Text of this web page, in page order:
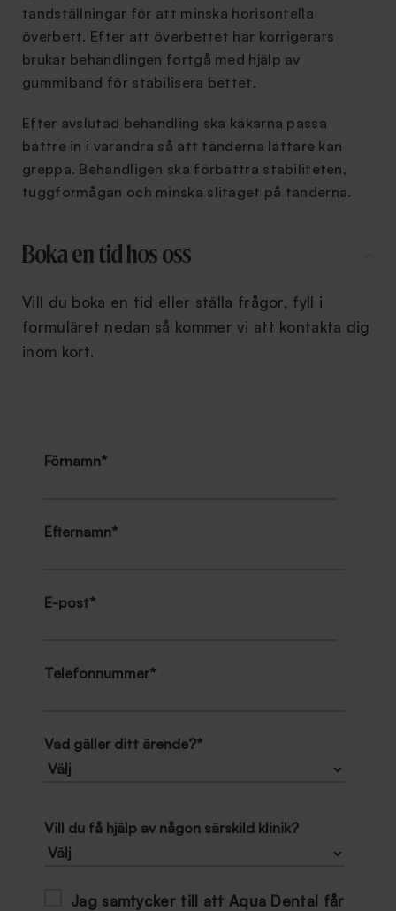
tandställningar för att minska horisontella
överbett. Efter att överbettet har korrigerats
brukar behandlingen fortgå med hjälp av
gummiband för stabilisera bettet.
Efter avslutad behandling ska käkarna passa
bättre in i varandra så att tänderna lättare kan
greppa. Behandligen ska förbättra stabiliteten,
tuggförmågan och minska slitaget på tänderna.
Boka en tid hos oss
Vill du boka en tid eller ställa frågor, fyll i
formuläret nedan så kommer vi att kontakta dig
inom kort.
Förnamn*
Efternamn*
E-post*
Telefonnummer*
Vad gäller ditt ärende?*
Vill du få hjälp av någon särskild klinik?
Jag samtycker till att Aqua Dental får